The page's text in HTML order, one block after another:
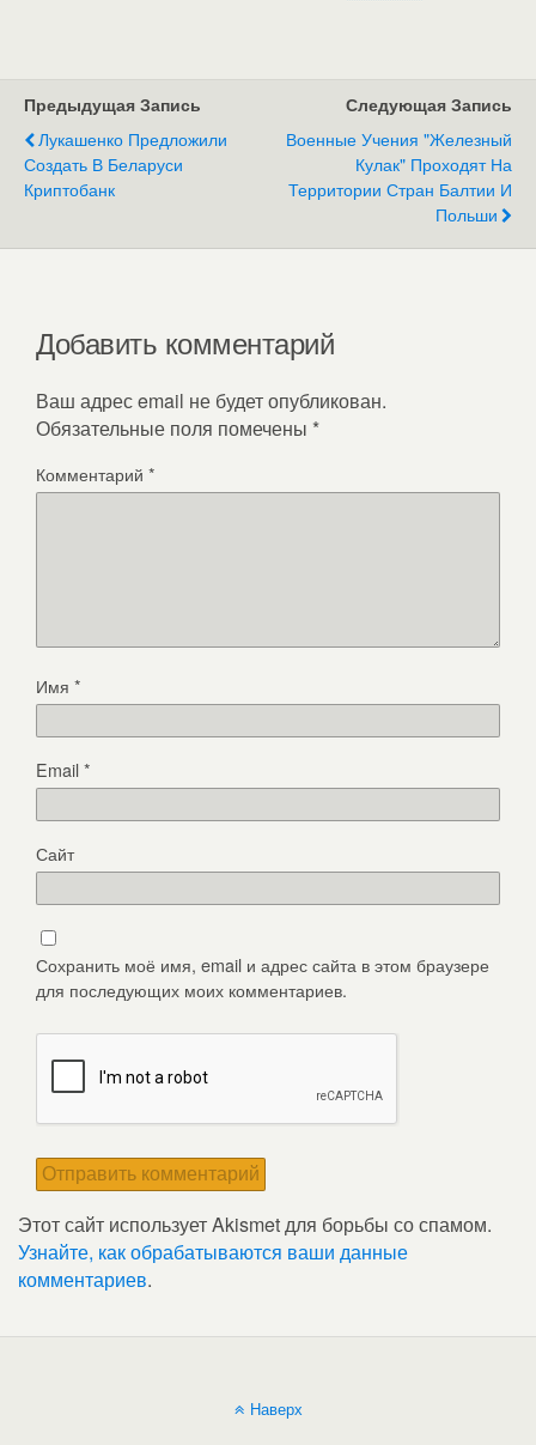
Предыдущая Запись
Лукашенко Предложили
Создать В Беларуси
Криптобанк
Следующая Запись
Военные Учения "Железный
Кулак" Проходят На
Территории Стран Балтии И
Польши
Добавить комментарий
Ваш адрес email не будет опубликован.
Обязательные поля помечены *
Комментарий *
Имя *
Email*
Сайт
Сохранить моё имя, email и адрес сайта в этом браузере
для последующих моих комментариев.
Этот сайт использует Akismet для борьбы со спамом.
Узнайте, как обрабатываются ваши данные
комментариев.
Наверх